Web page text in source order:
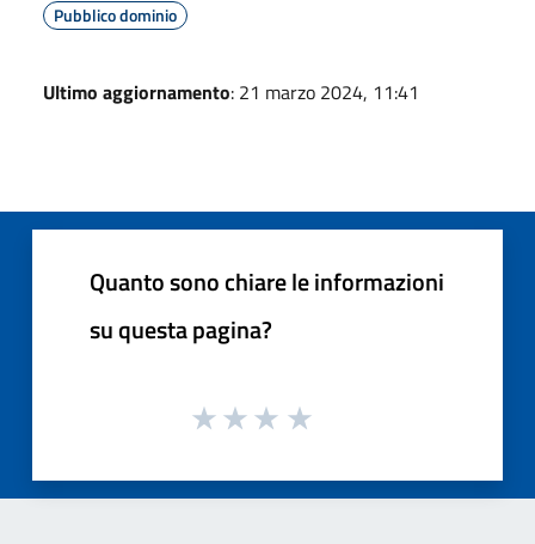
Pubblico dominio
Ultimo aggiornamento: 21 marzo 2024, 11:41
Quanto sono chiare le informazioni
su questa pagina?